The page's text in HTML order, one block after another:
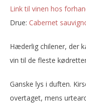
Link til vinen hos
Drue:
cabernet
Hæderlig chilener, der
vin til de fleste
Ganske lys i duften.
overtaget, mens